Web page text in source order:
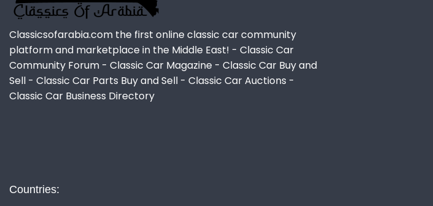
Classicsofarabia.com the first online classic car community
platform and marketplace in the Middle East! - Classic Car
Community Forum - Classic Car Magazine - Classic Car Buy and
Sell - Classic Car Parts Buy and Sell - Classic Car Auctions -
Classic Car Business Directory
Countries: